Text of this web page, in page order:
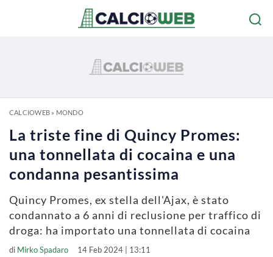
CALCIOWEB» MONDO
La triste fine di Quincy Promes:
una tonnellata di cocaina e una
condanna pesantissima
Quincy Promes, ex stella dell'Ajax, è stato
condannato a 6 anni di reclusione per traffico di
droga: ha importato una tonnellata di cocaina
di Mirko Spadaro 14 Feb 2024 | 13:11